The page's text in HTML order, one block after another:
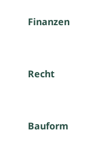
Finanzen
Recht
Bauform